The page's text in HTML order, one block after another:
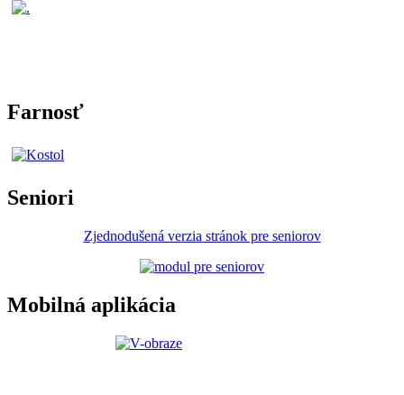
Farnosť
Seniori
Zjednodušená verzia stránok pre seniorov
Mobilná aplikácia